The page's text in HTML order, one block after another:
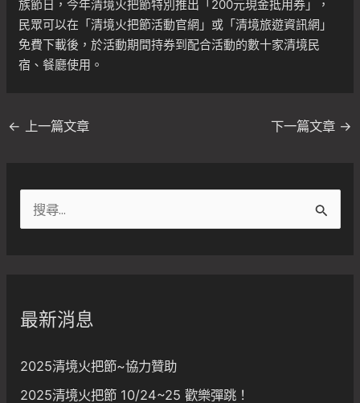
族節日，今年清境火把節特別推出「200元現金抵用券」，
民眾可以在「清境火把節活動官網」或「清境旅遊資訊網」
免費下載後，於活動期間持券到配合活動的數十家清境民
宿、餐廳使用。
← 上一篇文章 下一篇文章 →
尋
:最新消息
2025清境火把節~協力贊助
2025清境火把節 10/24~25 歡樂彈跳！